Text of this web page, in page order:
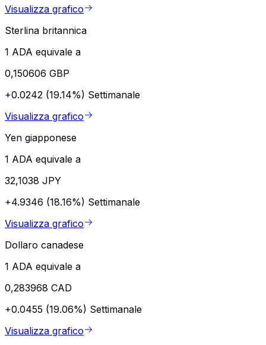
Visualizza grafico
Sterlina britannica
1 ADA equivale a
0,150606 GBP
+0.0242 (19.14%) Settimanale
Visualizza grafico
Yen giapponese
1 ADA equivale a
32,1038 JPY
+4.9346 (18.16%) Settimanale
Visualizza grafico
Dollaro canadese
1 ADA equivale a
0,283968 CAD
+0.0455 (19.06%) Settimanale
Visualizza grafico